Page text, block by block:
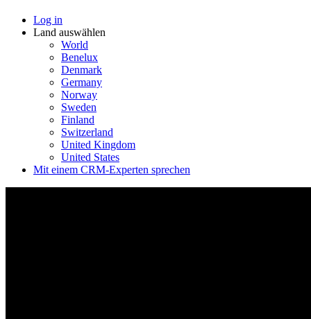
Log in
Land auswählen
World
Benelux
Denmark
Germany
Norway
Sweden
Finland
Switzerland
United Kingdom
United States
Mit einem CRM-Experten sprechen